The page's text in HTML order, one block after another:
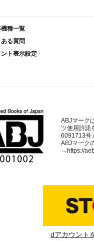
種一覧
る質問
ト表示設定
ABJマーク
ツ使用許諾
6091713号
ABJマーク
→https://
dアカウント